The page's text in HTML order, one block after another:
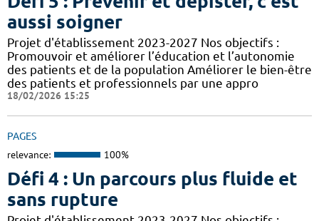
aussi soigner
Projet d'établissement 2023-2027 Nos objectifs :
Promouvoir et améliorer l’éducation et l’autonomie
des patients et de la population Améliorer le bien-être
des patients et professionnels par une appro
18/02/2026 15:25
PAGES
relevance: 100%
Défi 4 : Un parcours plus fluide et
sans rupture